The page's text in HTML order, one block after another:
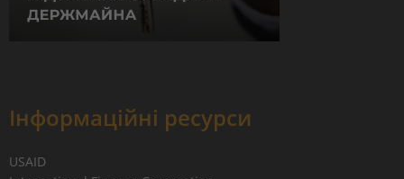
Інформаційні ресурси
USAID